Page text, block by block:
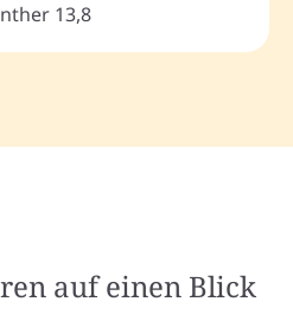
13,8
auf einen Blick